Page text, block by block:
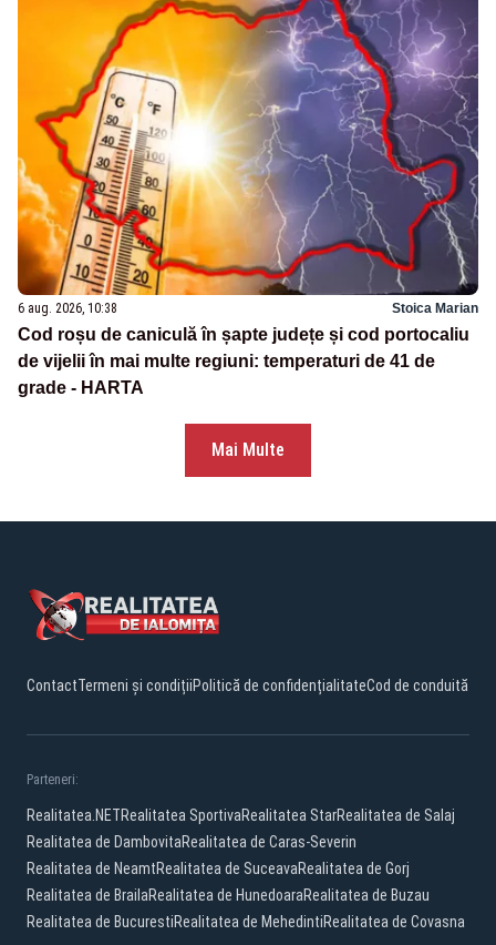
6 aug. 2026, 10:38 Stoica Marian
Cod roșu de caniculă în șapte județe și cod portocaliu
de vijelii în mai multe regiuni: temperaturi de 41 de
grade - HARTA
Mai Multe
ContactTermeni și condițiiPolitică de confidențialitateCod de conduită
Parteneri:
Realitatea.NETRealitatea SportivaRealitatea StarRealitatea de Salaj
Realitatea de DambovitaRealitatea de Caras-Severin
Realitatea de NeamtRealitatea de SuceavaRealitatea de Gorj
Realitatea de BrailaRealitatea de HunedoaraRealitatea de Buzau
Realitatea de BucurestiRealitatea de MehedintiRealitatea de Covasna